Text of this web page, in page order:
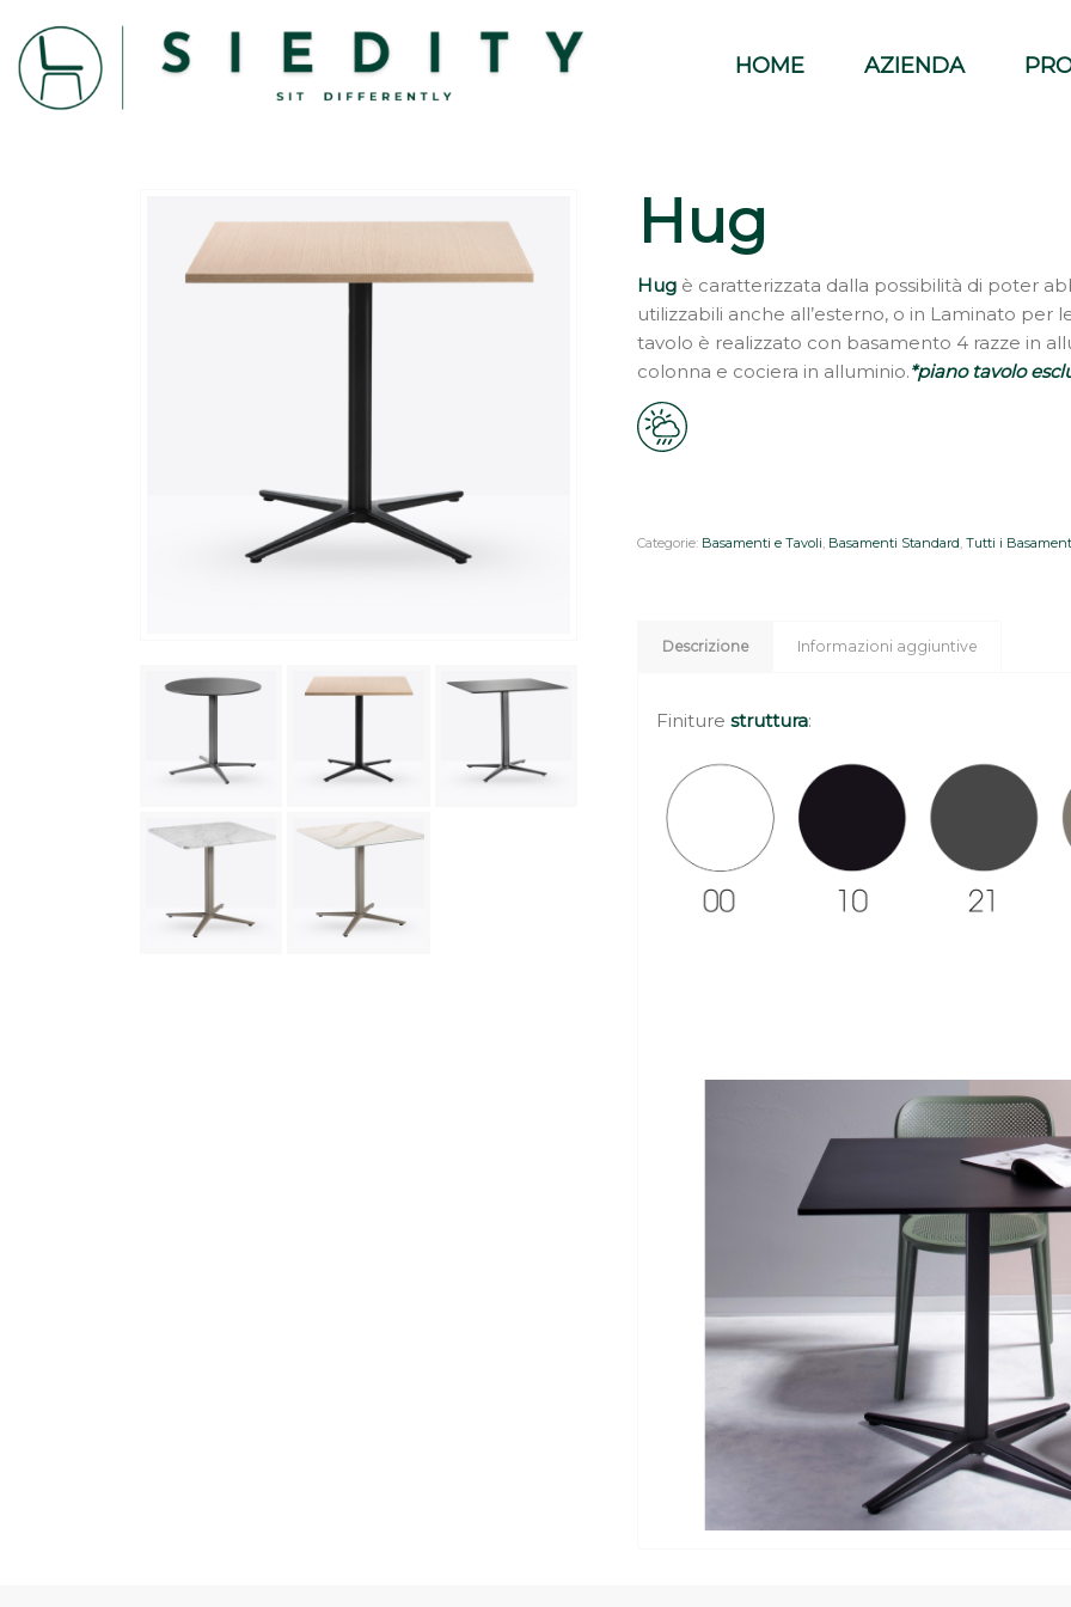
HOME AZIENDA
Hug
Hug è caratterizzata dalla possibilità di poter
utilizzabili anche all’esterno, o in Laminato
tavolo è realizzato con basamento 4 razze in
colonna e cociera in alluminio.*piano tavolo
Categorie: Basamenti e Tavoli, Basamenti Standard,Tutti i
Descrizione Informazioni aggiuntive
Finiturestruttura: